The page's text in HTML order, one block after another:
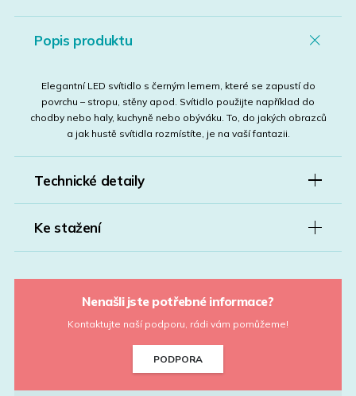
Popis produktu
Elegantní LED svítidlo s černým lemem, které se zapustí do
povrchu – stropu, stěny apod. Svítidlo použijte například do
chodby nebo haly, kuchyně nebo obýváku. To, do jakých obrazců
a jak hustě svítidla rozmístíte, je na vaší fantazii.
Technické detaily
Ke stažení
Nenašli jste potřebné informace?
Kontaktujte naší podporu, rádi vám pomůžeme!
PODPORA